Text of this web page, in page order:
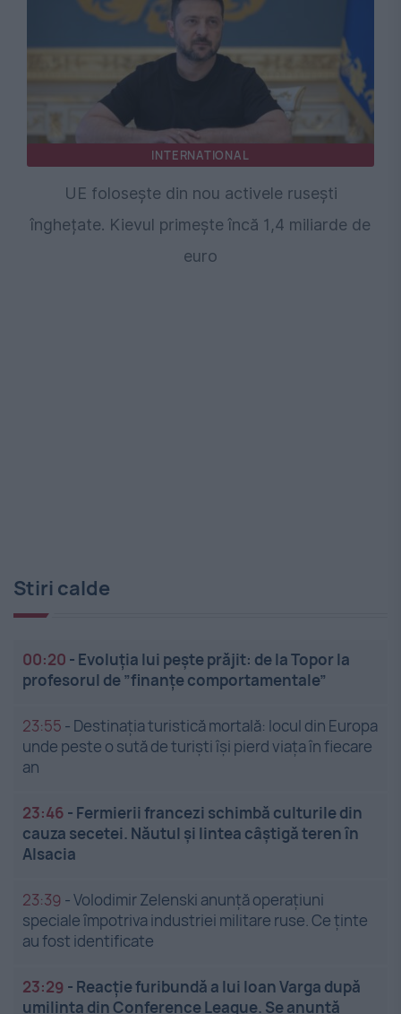
INTERNATIONAL
UE folosește din nou activele rusești
înghețate. Kievul primește încă 1,4 miliarde de
euro
Stiri calde
00:20 - Evoluția lui pește prăjit: de la Topor la
profesorul de ”finanțe comportamentale”
23:55 - Destinația turistică mortală: locul din Europa
unde peste o sută de turiști își pierd viața în fiecare
an
23:46 - Fermierii francezi schimbă culturile din
cauza secetei. Năutul și lintea câștigă teren în
Alsacia
23:39 -Volodimir Zelenski anunță operațiuni
speciale împotriva industriei militare ruse. Ce ținte
au fost identificate
23:29 - Reacție furibundă a lui Ioan Varga după
umilința din Conference League. Se anunță